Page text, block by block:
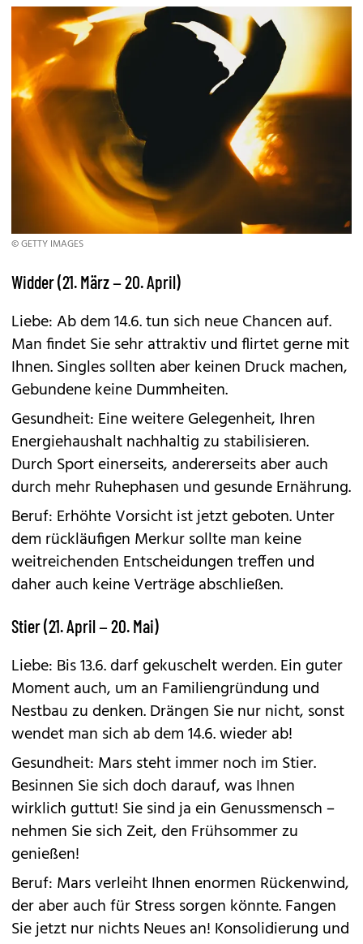
© GETTY IMAGES
Widder (21. März – 20. April)
Liebe: Ab dem 14.6. tun sich neue Chancen auf.
Man findet Sie sehr attraktiv und flirtet gerne mit
Ihnen. Singles sollten aber keinen Druck machen,
Gebundene keine Dummheiten.
Gesundheit: Eine weitere Gelegenheit, Ihren
Energiehaushalt nachhaltig zu stabilisieren.
Durch Sport einerseits, andererseits aber auch
durch mehr Ruhephasen und gesunde Ernährung.
Beruf: Erhöhte Vorsicht ist jetzt geboten. Unter
dem rückläufigen Merkur sollte man keine
weitreichenden Entscheidungen treffen und
daher auch keine Verträge abschließen.
Stier (21. April – 20. Mai)
Liebe: Bis 13.6. darf gekuschelt werden. Ein guter
Moment auch, um an Familiengründung und
Nestbau zu denken. Drängen Sie nur nicht, sonst
wendet man sich ab dem 14.6. wieder ab!
Gesundheit: Mars steht immer noch im Stier.
Besinnen Sie sich doch darauf, was Ihnen
wirklich guttut! Sie sind ja ein Genussmensch –
nehmen Sie sich Zeit, den Frühsommer zu
genießen!
Beruf: Mars verleiht Ihnen enormen Rückenwind,
der aber auch für Stress sorgen könnte. Fangen
Sie jetzt nur nichts Neues an! Konsolidierung und